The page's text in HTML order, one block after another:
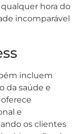
hora do
incomparável
incluem
da saúde e
e
os clientes